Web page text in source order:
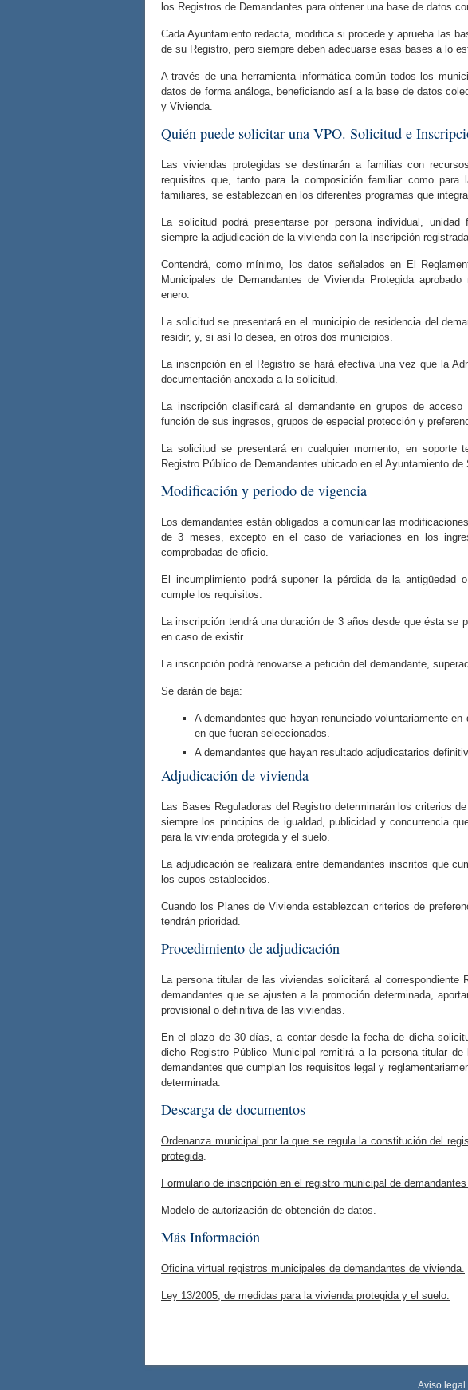
los Registros de Demandantes para obtener una base de datos
Cada Ayuntamiento redacta, modifica si procede y aprueba las
de su Registro, pero siempre deben adecuarse esas bases a lo
A través de una herramienta informática común todos los
datos de forma análoga, beneficiando así a la base de datos
y Vivienda.
Quién puede solicitar una VPO. Solicitud e
Las viviendas protegidas se destinarán a familias con
requisitos que, tanto para la composición familiar como para
familiares, se establezcan en los diferentes programas que
La solicitud podrá presentarse por persona individual,
siempre la adjudicación de la vivienda con la inscripción
Contendrá, como mínimo, los datos señalados en El
Municipales de Demandantes de Vivienda Protegida
enero.
La solicitud se presentará en el municipio de residencia del
residir, y, si así lo desea, en otros dos municipios.
La inscripción en el Registro se hará efectiva una vez que la
documentación anexada a la solicitud.
La inscripción clasificará al demandante en grupos de
función de sus ingresos, grupos de especial protección y
La solicitud se presentará en cualquier momento, en soporte
Registro Público de Demandantes ubicado en el Ayuntamiento
Modificación y periodo de vigencia
Los demandantes están obligados a comunicar las
de 3 meses, excepto en el caso de variaciones en los
comprobadas de oficio.
El incumplimiento podrá suponer la pérdida de la
cumple los requisitos.
La inscripción tendrá una duración de 3 años desde que ésta se
en caso de existir.
La inscripción podrá renovarse a petición del demandante,
Se darán de baja:
A demandantes que hayan renunciado voluntariamente
en que fueran seleccionados.
A demandantes que hayan resultado adjudicatarios
Adjudicación de vivienda
Las Bases Reguladoras del Registro determinarán los criterios
siempre los principios de igualdad, publicidad y concurrencia
para la vivienda protegida y el suelo.
La adjudicación se realizará entre demandantes inscritos que
los cupos establecidos.
Cuando los Planes de Vivienda establezcan criterios de
tendrán prioridad.
Procedimiento de adjudicación
La persona titular de las viviendas solicitará al correspondiente
demandantes que se ajusten a la promoción determinada,
provisional o definitiva de las viviendas.
En el plazo de 30 días, a contar desde la fecha de dicha
dicho Registro Público Municipal remitirá a la persona titular
demandantes que cumplan los requisitos legal y
determinada.
Descarga de documentos
Ordenanza municipal por la que se regula la constitución del
protegida.
Formulario de inscripción en el registro municipal de
Modelo de autorización de obtención de datos.
Más Información
Oficina virtual registros municipales de demandantes de vivienda.
Ley 13/2005, de medidas para la vivienda protegida y el suelo.
Aviso legal